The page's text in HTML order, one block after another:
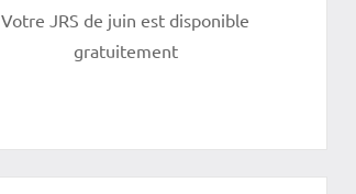
Votre JRS de juin est disponible
gratuitement